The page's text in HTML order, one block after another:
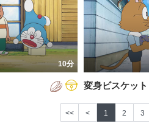
10分
変身ビスケット
<< < 1 2 3